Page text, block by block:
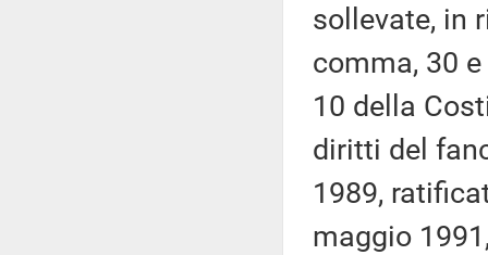
sollevate, in
comma, 30
10 della
diritti del
1989,
maggio